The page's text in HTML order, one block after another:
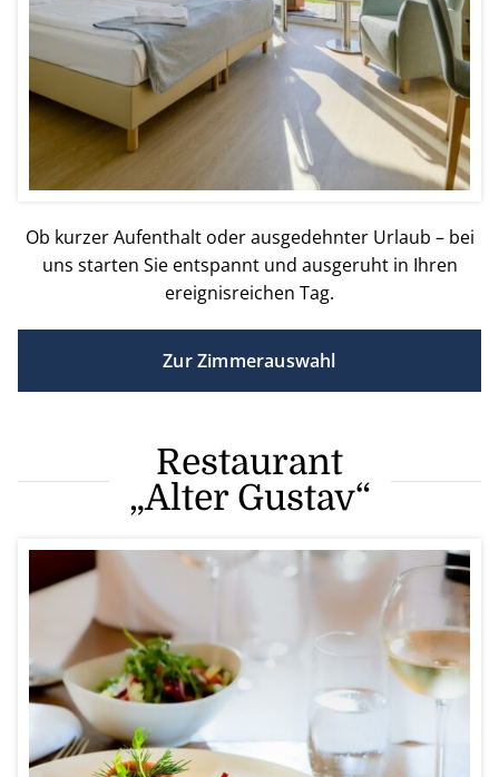
Ob kurzer Aufenthalt oder ausgedehnter Urlaub – bei
uns starten Sie entspannt und ausgeruht in Ihren
ereignisreichen Tag.
Zur Zimmerauswahl
Restaurant
„Alter Gustav“